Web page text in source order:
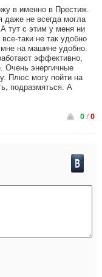
в именно в Престиж.
не всегда могла
тут с этим у меня ни
таки не так удобно
на машине удобно.
эффективно,
Очень энергичные
Плюс могу пойти на
подразмяться. А
0/0